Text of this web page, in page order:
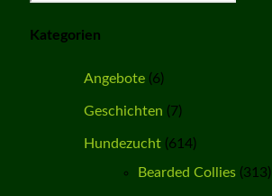
Kategorien
Angebote(6)
Geschichten (7)
Hundezucht(614)
Bearded Collies(313)